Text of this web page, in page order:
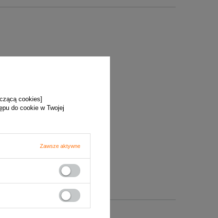
cookies]
do cookie w Twojej
Zawsze aktywne